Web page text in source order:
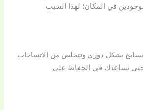
في المكان؛ لهذا السبب
بشكل دوري وتتخلص من الاتساخات
حتى تساعدك في الحفاظ على